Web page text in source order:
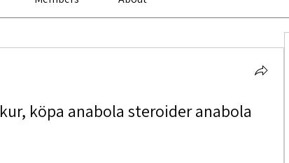
köpa anabola steroider anabola